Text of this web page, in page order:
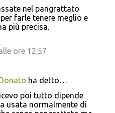
nel pangrattato
farle tenere meglio e
più precisa.
ore 12:57
ha detto…
poi tutto dipende
usata normalmente di